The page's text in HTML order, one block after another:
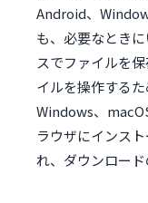
Android、
も、必要なとき
スでファイルを
イルを操作する
Windows、
ラウザにインス
れ、ダウンロード